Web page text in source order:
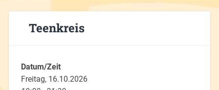
Teenkreis
Datum/Zeit
Freitag, 16.10.2026